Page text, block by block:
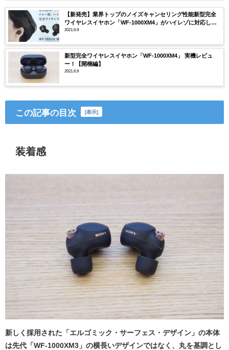
【新発売】業界トップのノイズキャンセリング性能新型完全
ワイヤレスイヤホン「WF-1000XM4」がハイレゾに対応して
新登場！
2021.6.9
新型完全ワイヤレスイヤホン「WF-1000XM4」 実機レビュ
ー！【開梱編】
2021.6.9
この記事の目次 [表示]
装着感
新しく採用された「エルゴミック・サーフェス・デザイン」の本体
は先代「WF-1000XM3」の横長いデザインではなく、丸を基調とし